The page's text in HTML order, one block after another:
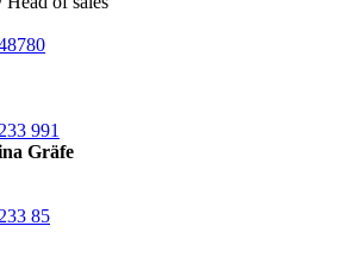
991
Gräfe
85